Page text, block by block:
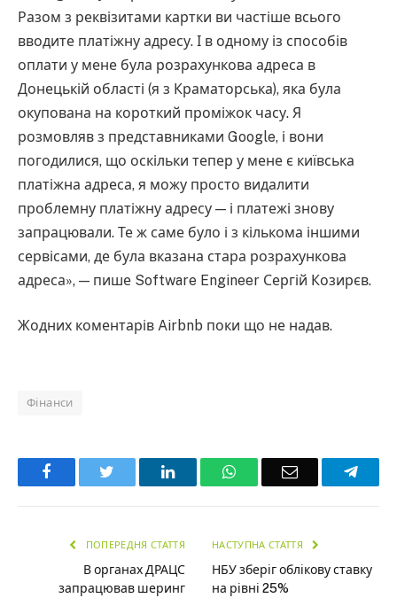
Разом з реквізитами картки ви частіше всього
вводите платіжну адресу. І в одному із способів
оплати у мене була розрахункова адреса в
Донецькій області (я з Краматорська), яка була
окупована на короткий проміжок часу. Я
розмовляв з представниками Google, і вони
погодилися, що оскільки тепер у мене є київська
платіжна адреса, я можу просто видалити
проблемну платіжну адресу — і платежі знову
запрацювали. Те ж саме було і з кількома іншими
сервісами, де була вказана стара розрахункова
адреса», — пише Software Engineer Сергій Козирєв.
Жодних коментарів Airbnb поки що не надав.
Фінанси
Facebook LinkedInWhatsAppEmail
ПОПЕРЕДНЯ СТАТТЯ
В органах ДРАЦС
запрацював шеринг
НАСТУПНА СТАТТЯ
НБУ зберіг облікову ставку
на рівні 25%